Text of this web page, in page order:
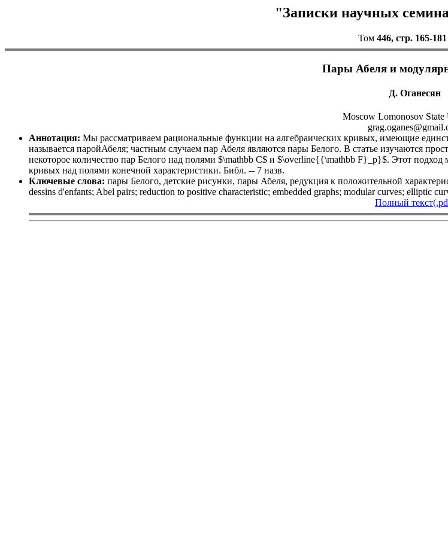
"Записки научных
Том 446, стр. 165-181
Пары Абеля и
Д. Оганесян
Moscow Lomonosov State
Аннотация: Мы рассматриваем рациональные функции на алгебраических кривых, имеющие
называется паройАбеля; частным случаем пар Абеля являются пары Белого. В статье изучаются
некоторое количество пар Белого над полями $\mathbb C$ и $\overline{{\mathbb F}_p}$. Этот
кривых над полями конечной характеристики. Библ. -- 7 назв.
Ключевые слова: пары Белого, детские рисунки, пары Абеля, редукция к положительной
dessins d'enfants; Abel pairs; reduction to positive characteristic; embedded graphs; modular curves; elliptic
Полный